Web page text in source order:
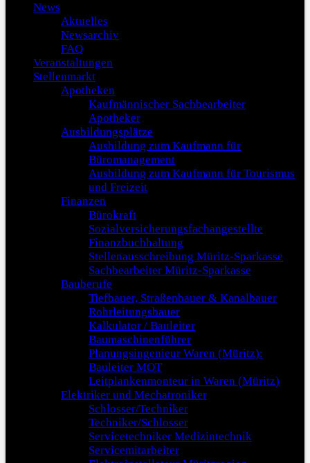
News
Aktuelles
Newsarchiv
FAQ
Veranstaltungen
Stellenmarkt
Apotheken
Kaufmännischer Sachbearbeiter
Apotheker
Ausbildungsplätze
Ausbildung zum Kaufmann für
Büromanagement
Ausbildung zum Kaufmann für Tourismus
und Freizeit
Finanzen
Bürokraft
Sozialversicherungsfachangestellte
Finanzbuchhaltung
Stellenausschreibung Müritz-Sparkasse
Sachbearbeiter Müritz-Sparkasse
Bauberufe
Tiefbauer, Straßenbauer & Kanalbauer
Rohrleitungsbauer
Kalkulator / Bauleiter
Baumaschinenführer
Planungsingenieur Waren (Müritz):
Bauleiter MOT
Leitplankenmonteur in Waren (Müritz)
Elektriker und Mechatroniker
Schlosser/Techniker
Techniker/Schlosser
Servicetechniker Medizintechnik
Servicemitarbeiter